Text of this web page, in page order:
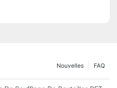
FAQ
Nouvelles